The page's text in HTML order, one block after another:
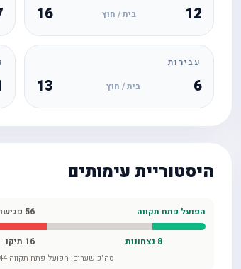
12 בית / חוץ 16
עבירות
6 בית / חוץ 13
היסטוריית עימותים
הפועל פתח תקווה 56
8 נצחונות 16 תיקו
סה"כ שערים: הפועל פתח תקווה